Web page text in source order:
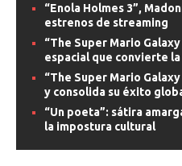
“Enola Holmes 3”,
estrenos de streaming
“The Super Mario
espacial que convierte
“The Super Mario
y consolida su éxito
“Un poeta”: sátira
la impostura cultural